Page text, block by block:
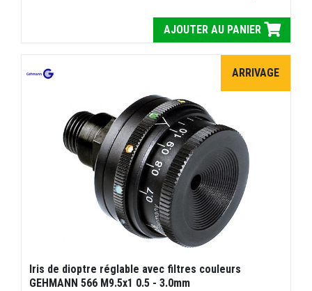
AJOUTER AU PANIER
ARRIVAGE
Iris de dioptre réglable avec filtres couleurs
GEHMANN 566 M9.5x1 0.5 - 3.0mm